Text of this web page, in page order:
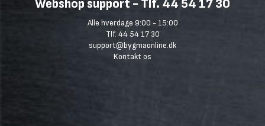
Webshop support - Tlf. 44 54 17 30
Alle hverdage 9:00 - 15:00
Tlf. 44 54 17 30
support@bygmaonline.dk
Kontakt os